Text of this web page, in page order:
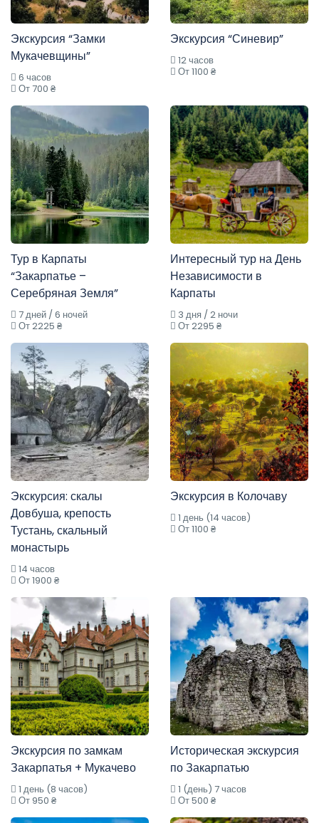
Экскурсия “Замки
Мукачевщины”
6 часов
От 700 ₴
Экскурсия “Синевир”
12 часов
От 1100 ₴
Тур в Карпаты
“Закарпатье –
Серебряная Земля”
7 дней / 6 ночей
От 2225 ₴
Интересный тур на День
Независимости в
Карпаты
3 дня / 2 ночи
От 2295 ₴
Экскурсия: скалы
Довбуша, крепость
Тустань, скальный
монастырь
14 часов
От 1900 ₴
Экскурсия в Колочаву
1 день (14 часов)
От 1100 ₴
Экскурсия по замкам
Закарпатья + Мукачево
1 день (8 часов)
От 950 ₴
Историческая экскурсия
по Закарпатью
1 (день) 7 часов
От 500 ₴